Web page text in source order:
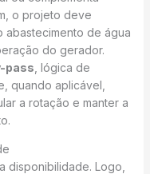
o projeto deve
abastecimento de água
do gerador.
pass , lógica de
quando aplicável,
a rotação e manter a
disponibilidade. Logo,